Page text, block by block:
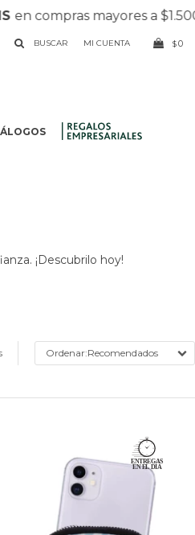
compras mayores a $1.500 ||
$0
¡Descubrilo hoy!
Recomendados